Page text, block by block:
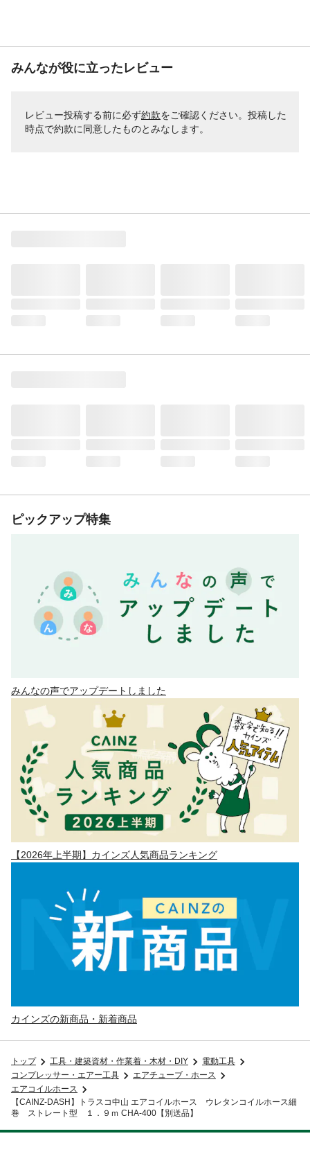
みんなが役に立ったレビュー
レビュー投稿する前に必ず約款をご確認ください。投稿した
時点で約款に同意したものとみなします。
ピックアップ特集
みんなの声でアップデートしました
【2026年上半期】カインズ人気商品ランキング
カインズの新商品・新着商品
トップ 工具・建築資材・作業着・木材・DIY
電動工具
コンプレッサー・エアー工具
エアチューブ・ホース
エアコイルホース
【CAINZ-DASH】トラスコ中山 エアコイルホース ウレタンコイルホース細
巻 ストレート型 １．９ｍ CHA-400【別送品】